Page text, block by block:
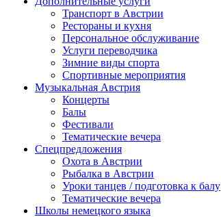
Транспорт в Австрии
Рестораны и кухня
Персональное обслуживание
Услуги переводчика
Зимние виды спорта
Спортивные мероприятия
Музыкальная Австрия
Концерты
Балы
Фестивали
Тематические вечера
Спецпредложения
Охота в Австрии
Рыбалка в Австрии
Уроки танцев / подготовка к балу
Тематические вечера
Школы немецкого языка